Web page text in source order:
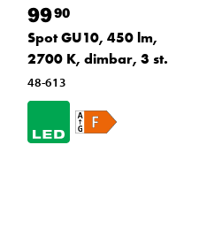
9990
Spot GU10, 450 lm,
2700 K, dimbar, 3 st.
48-613